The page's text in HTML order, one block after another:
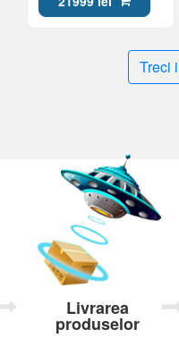
Treci
Livrarea
produselor